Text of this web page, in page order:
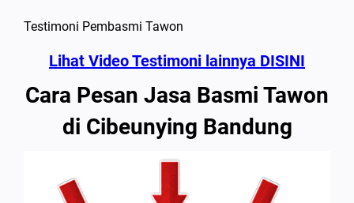
Testimoni Pembasmi Tawon
Lihat Video Testimoni lainnya DISINI
Cara Pesan Jasa Basmi Tawon
di Cibeunying Bandung